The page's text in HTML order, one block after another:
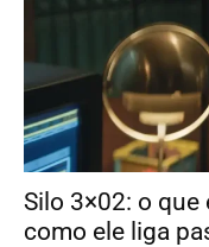
Silo 3×02: o que
como ele liga